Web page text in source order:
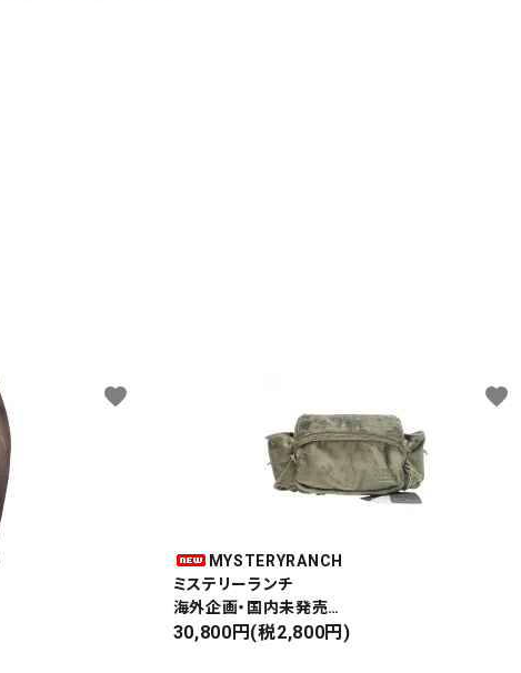
favorite
MYSTERYRANCH
ミステリーランチ
海外企画・国内未発売
WAIST BAG
30,800円(税2,800円)
favorite